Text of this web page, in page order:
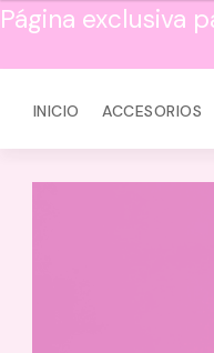
Página exclusiva
INICIO ACCESORIOS